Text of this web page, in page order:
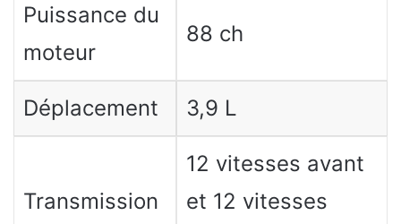
Puissance du
moteur
88 ch
Déplacement 3,9 L
Transmission
12 vitesses avant
et 12 vitesses